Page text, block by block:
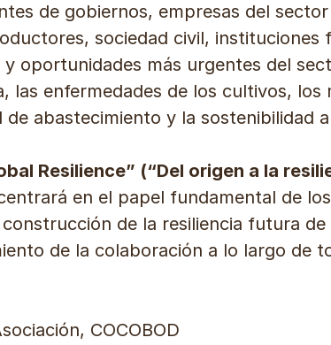
de gobiernos, empresas del
sociedad civil, instituciones
oportunidades más urgentes del
las enfermedades de los cultivos, los
abastecimiento y la sostenibilidad
Resilience” (“Del origen a la
en el papel fundamental de
de la resiliencia futura
de la colaboración a lo largo de
COCOBOD